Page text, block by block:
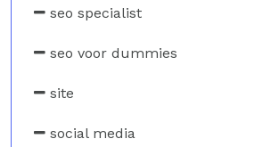
seo specialist
seo voor dummies
site
social media